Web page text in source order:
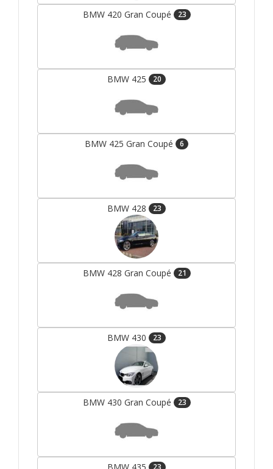
BMW 420 Gran Coupé 23
BMW 425 20
BMW 425 Gran Coupé 6
BMW 428 23
BMW 428 Gran Coupé 21
BMW 430 23
BMW 430 Gran Coupé 23